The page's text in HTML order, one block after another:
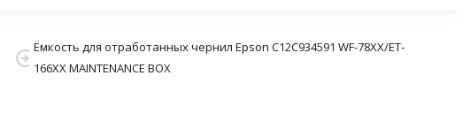
Ёмкость для отработанных чернил Epson C12C934591 WF-78XX/ET-
166XX MAINTENANCE BOX